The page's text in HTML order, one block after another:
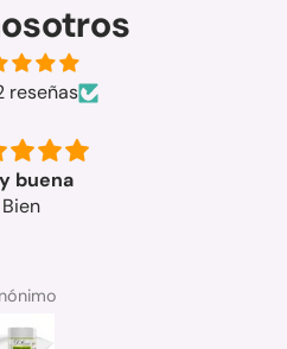
reseñas
buena
Bien